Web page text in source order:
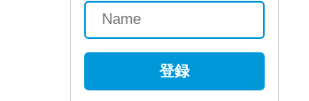
登録